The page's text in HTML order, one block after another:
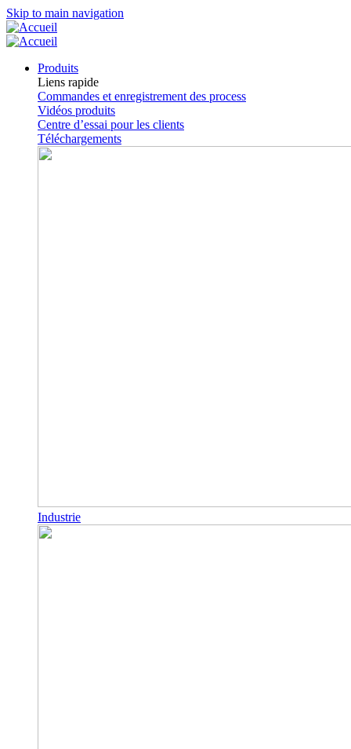
Skip to main navigation
Produits
Liens rapide
Commandes et enregistrement des process
Vidéos produits
Centre d’essai pour les clients
Téléchargements
Industrie